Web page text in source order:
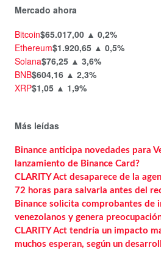
Mercado ahora
Bitcoin$65.017,00 ▲ 0,2%
Ethereum$1.920,65 ▲ 0,5%
Solana$76,25 ▲ 3,6%
BNB$604,16 ▲ 2,3%
XRP$1,05 ▲ 1,9%
Más leídas
Binance anticipa novedades para
lanzamiento de Binance Card?
CLARITY Act desaparece de la
72 horas para salvarla antes del
Binance solicita comprobantes de
venezolanos y genera
CLARITY Act tendría un impacto
muchos esperan, según un